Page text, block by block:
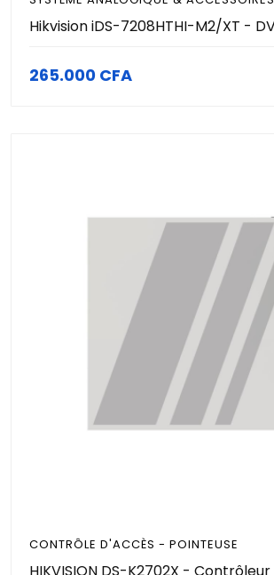
265.000 CFA
CONTRÔLE D'ACCÈS - POINTEUSE